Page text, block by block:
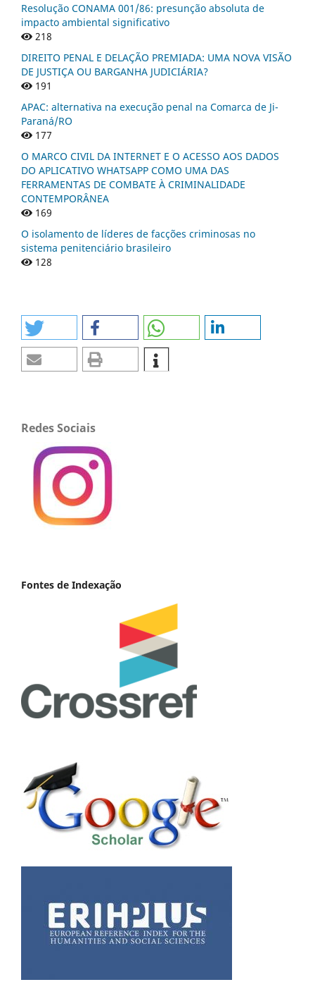
Resolução CONAMA 001/86: presunção absoluta de
impacto ambiental significativo
218
DIREITO PENAL E DELAÇÃO PREMIADA: UMA NOVA VISÃO
DE JUSTIÇA OU BARGANHA JUDICIÁRIA?
191
APAC: alternativa na execução penal na Comarca de Ji-
Paraná/RO
177
O MARCO CIVIL DA INTERNET E O ACESSO AOS DADOS
DO APLICATIVO WHATSAPP COMO UMA DAS
FERRAMENTAS DE COMBATE À CRIMINALIDADE
CONTEMPORÂNEA
169
O isolamento de líderes de facções criminosas no
sistema penitenciário brasileiro
128
Redes Sociais
Fontes de Indexação